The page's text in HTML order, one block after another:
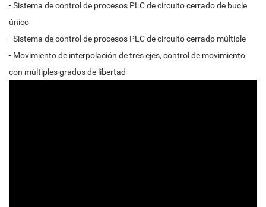
- Sistema de control de procesos PLC de circuito cerrado de bucle
único
- Sistema de control de procesos PLC de circuito cerrado múltiple
- Movimiento de interpolación de tres ejes, control de movimiento
con múltiples grados de libertad